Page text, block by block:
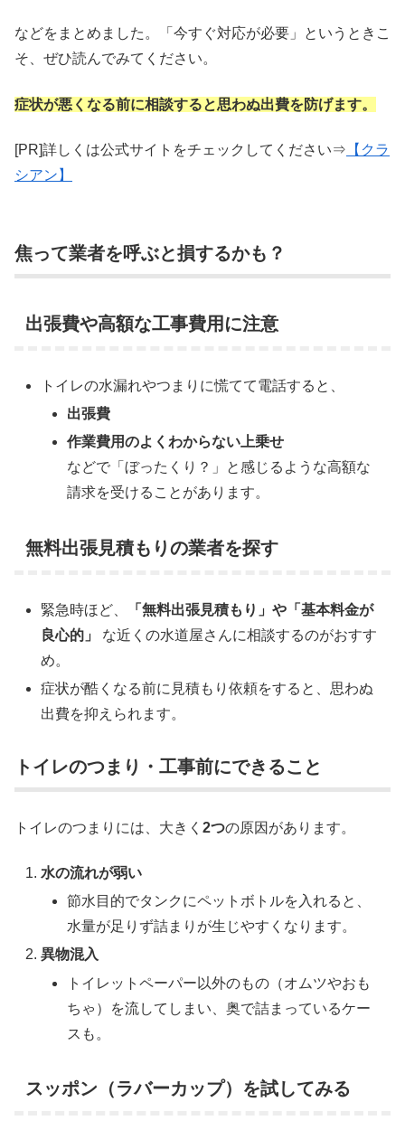
などをまとめました。「今すぐ対応が必要」というときこ
そ、ぜひ読んでみてください。
症状が悪くなる前に相談すると思わぬ出費を防げます。
[PR]詳しくは公式サイトをチェックしてください⇒ 【クラ
シアン】
焦って業者を呼ぶと損するかも？
出張費や高額な工事費用に注意
トイレの水漏れやつまりに慌てて電話すると、
出張費
作業費用のよくわからない上乗せ
などで「ぼったくり？」と感じるような高額な
請求を受けることがあります。
無料出張見積もりの業者を探す
緊急時ほど、
「無料出張見積もり」や「基本料金が
良心的」
な近くの水道屋さんに相談するのがおすす
め。
症状が酷くなる前に見積もり依頼をすると、思わぬ
出費を抑えられます。
トイレのつまり・工事前にできること
トイレのつまりには、大きく 2つの原因があります。
水の流れが弱い
節水目的でタンクにペットボトルを入れると、
水量が足りず詰まりが生じやすくなります。
異物混入
トイレットペーパー以外のもの（オムツやおも
ちゃ）を流してしまい、奥で詰まっているケー
スも。
スッポン（ラバーカップ）を試してみる